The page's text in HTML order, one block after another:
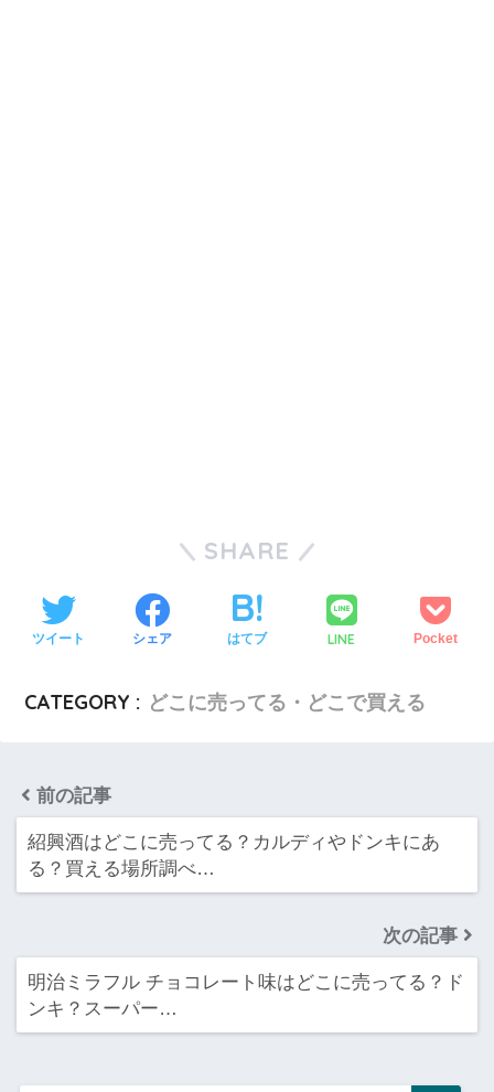
SHARE
ツイート シェア はてブ LINE Pocket
CATEGORY : どこに売ってる・どこで買える
前の記事
紹興酒はどこに売ってる？カルディやドンキにあ
る？買える場所調べ…
次の記事
明治ミラフル チョコレート味はどこに売ってる？ド
ンキ？スーパー…